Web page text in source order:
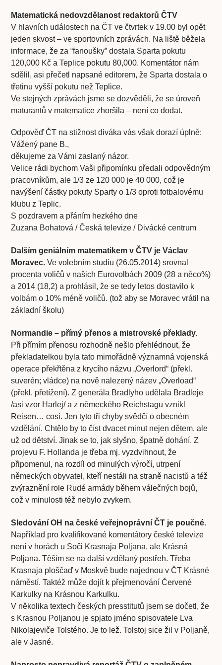
Matematická nedovzdělanost redaktorů ČTV
V hlavních událostech na ČT ve čtvrtek v 19.00 byl opět
jeden skvost – ve sportovních zprávách. Na liště běžela
informace, že za “fanoušky” dostala Sparta pokutu
120,000 Kč a Teplice pokutu 80,000. Komentátor nám
sdělil, asi přečetl napsané editorem, že Sparta dostala o
třetinu vyšší pokutu než Teplice.
Ve stejných zprávách jsme se dozvěděli, že se úroveň
maturantů v matematice zhoršila – není co dodat.
Odpověď ČT na stižnost diváka vás však dorazí úplně:
Vážený pane B.,
děkujeme za Vámi zaslaný názor.
Velice rádi bychom Vaši připomínku předali odpovědným
pracovníkům, ale 1/3 ze 120 000 je 40 000, což je
navýšení částky pokuty Sparty o 1/3 oproti fotbalovému
klubu z Teplic.
S pozdravem a přáním hezkého dne
Zuzana Bohatová / Česká televize / Divácké centrum
Dalším geniálním matematikem v ČTV je Václav
Moravec. Ve volebním studiu (26.05.2014) srovnal
procenta voličů v našich Eurovolbách 2009 (28 a něco%)
a 2014 (18,2) a prohlásil, že se tedy letos dostavilo k
volbám o 10% méně voličů. (tož aby se Moravec vrátil na
základní školu)
Normandie – přímý přenos a mistrovské překlady.
Při přímím přenosu rozhodně nešlo přehlédnout, že
překladatelkou byla tato mimořádně významná vojenská
operace překřtěna z krycího názvu „Overlord“ (překl.
suverén; vládce) na nově nalezený název „Overload“
(překl. přetížení). Z generála Bradlyho udělala Bradleje
/asi vzor Harlej/ a z německého Reichstagu vznikl
Reisen… cosi. Jen tyto tři chyby svědčí o obecném
vzdělání. Chtělo by to číst dvacet minut nejen dětem, ale
už od dětství. Jinak se to, jak slyšno, špatně dohání. Z
projevu F. Hollanda je třeba mj. vyzdvihnout, že
připomenul, na rozdíl od minulých výročí, utrpení
německých obyvatel, kteří nestáli na straně nacistů a též
zvýraznění role Rudé armády během válečných bojů,
což v minulosti též nebylo zvykem.
Sledování OH na české veřejnoprávní ČT je poučné.
Například pro kvalifikované komentátory české televize
není v horách u Soči Krasnaja Poljana, ale Krásná
Poljana. Těším se na další vzdělaný postřeh. Třeba
Krasnaja ploščaď v Moskvě bude najednou v ČT Krásné
náměstí. Taktéž může dojít k přejmenování Červené
Karkulky na Krásnou Karkulku.
V několika textech českých presstitutů jsem se dočetl, že
s Krasnou Poljanou je spjato jméno spisovatele Lva
Nikolajeviče Tolstého. Je to lež. Tolstoj sice žil v Poljaně,
ale v Jasné.